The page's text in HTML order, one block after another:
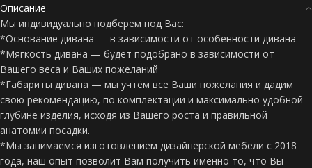
Описание
Мы индивидуально подберем под Вас:
*Основание дивана — в зависимости от особенности дивана
*Мягкость дивана — будет подобрано в зависимости от
Вашего веса и Ваших пожеланий
*Габариты дивана — мы учтём все Ваши пожелания и дадим
свою рекомендацию, по комплектации и максимально удобной
глубине изделия, исходя из Вашего роста и правильной
анатомии посадки.
*Мы занимаемся изготовлением дизайнерской мебели с 2018
года, наш опыт позволит Вам получить именно то, что Вы